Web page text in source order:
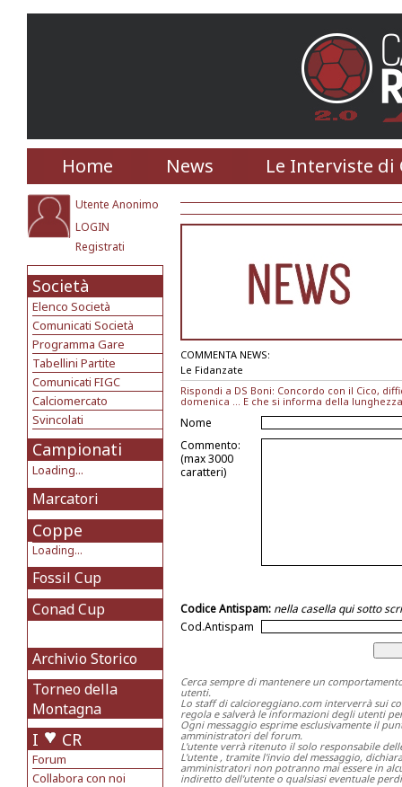
Home News Le Interviste di
Utente Anonimo
LOGIN
Registrati
Società
Elenco Società
Comunicati Società
Programma Gare
Tabellini Partite
Comunicati FIGC
Calciomercato
Svincolati
Campionati
Loading...
Marcatori
Coppe
Loading...
Fossil Cup
Conad Cup
Archivio Storico
Torneo della
Montagna
I CR
Forum
Collabora con noi
COMMENTA NEWS:
Le Fidanzate
Rispondi a DS Boni: Concordo con il Cico,
domenica ... E che si informa della
Nome
Commento:
(max 3000
caratteri)
Codice Antispam: nella casella qui sotto
Cod.Antispam
Cerca sempre di mantenere un
utenti.
Lo staff di calcioreggiano.com interverrà sui
regola e salverà le informazioni degli utenti
Ogni messaggio esprime esclusivamente il
amministratori del forum.
L'utente verrà ritenuto il solo responsabile
L'utente , tramite l'invio del messaggio,
amministratori non potranno mai essere in
indiretto dell'utente o qualsiasi eventuale